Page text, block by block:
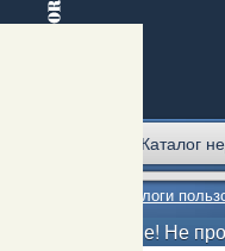
Каталог
Блоги
Внимание! Не